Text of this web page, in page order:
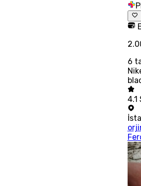
6
4.1